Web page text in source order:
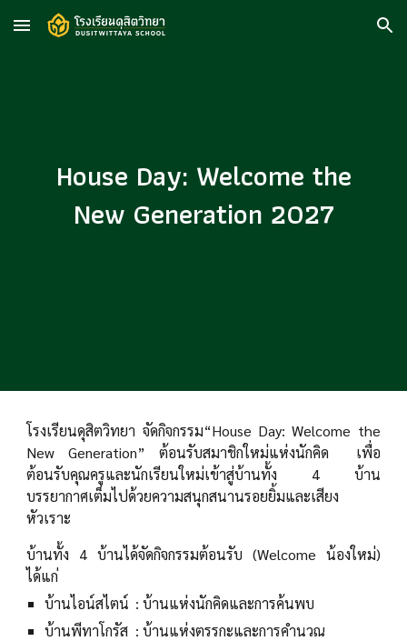
Skip to main content Skip to navigation
House Day: Welcome the
New Generation 2027
โรงเรียนดุสิตวิทยา จัดกิจกรรม“House Day: Welcome the
New Generation” ต้อนรับสมาชิกใหม่แห่งนักคิด เพื่อ
ต้อนรับคุณครูและนักเรียนใหม่เข้าสู่บ้านทั้ง 4 บ้าน
บรรยากาศเต็มไปด้วยความสนุกสนานรอยยิ้มและเสียง
หัวเราะ
บ้านทั้ง 4 บ้านได้จัดกิจกรรมต้อนรับ (Welcome น้องใหม่)
ได้แก่
บ้านไอน์สไตน์ : บ้านแห่งนักคิดและการค้นพบ
บ้านพีทาโกรัส : บ้านแห่งตรรกะและการคำนวณ